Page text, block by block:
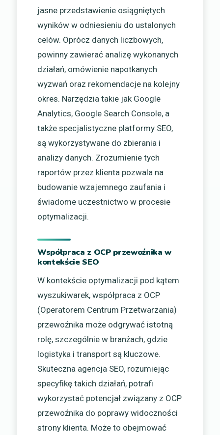
jasne przedstawienie osiągniętych
wyników w odniesieniu do ustalonych
celów. Oprócz danych liczbowych,
powinny zawierać analizę wykonanych
działań, omówienie napotkanych
wyzwań oraz rekomendacje na kolejny
okres. Narzędzia takie jak Google
Analytics, Google Search Console, a
także specjalistyczne platformy SEO,
są wykorzystywane do zbierania i
analizy danych. Zrozumienie tych
raportów przez klienta pozwala na
budowanie wzajemnego zaufania i
świadome uczestnictwo w procesie
optymalizacji.
Współpraca z OCP przewoźnika w
kontekście SEO
W kontekście optymalizacji pod kątem
wyszukiwarek, współpraca z OCP
(Operatorem Centrum Przetwarzania)
przewoźnika może odgrywać istotną
rolę, szczególnie w branżach, gdzie
logistyka i transport są kluczowe.
Skuteczna agencja SEO, rozumiejąc
specyfikę takich działań, potrafi
wykorzystać potencjał związany z OCP
przewoźnika do poprawy widoczności
strony klienta. Może to obejmować